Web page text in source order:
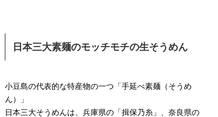
日本三大素麺のモッチモチの生そうめん
小豆島の代表的な特産物の一つ「手延べ素麺（そうめ
ん）」
日本三大そうめんは、兵庫県の「揖保乃糸」、奈良県の